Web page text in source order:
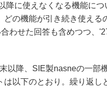
降に使えなくなる機能に
の機能が引き続き使える
わせた回答も含めつつ、
以降、SIE製nasneの一部
は以下のとおり。繰り返し